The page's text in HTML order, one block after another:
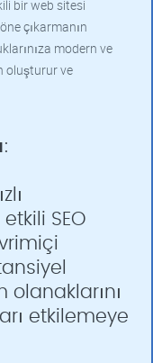
bir web sitesi
çıkarmanın
modern ve
oluşturur ve
:
SEO
etkilemeye